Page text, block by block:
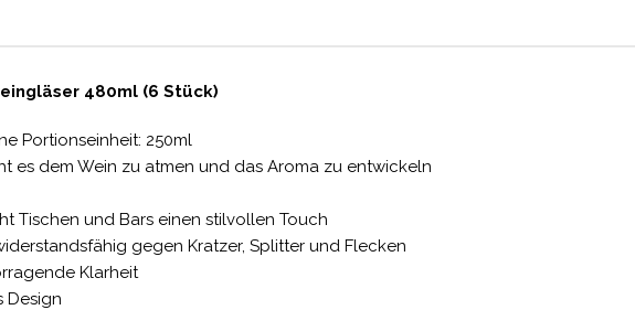
480ml (6 Stück)
Portionseinheit: 250ml
es dem Wein zu atmen und das Aroma zu entwickeln
Tischen und Bars einen stilvollen Touch
gegen Kratzer, Splitter und Flecken
Klarheit
Design